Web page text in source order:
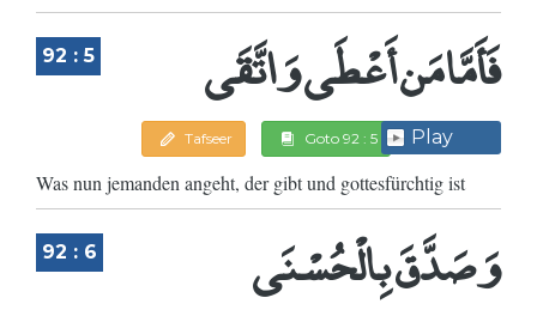
92 : 5 فَأَمَّا مَن أَعْطَى وَاتَّقَى
Tafseer Goto 92 : 5 Play
Was nun jemanden angeht, der gibt und gottesfürchtig ist
92 : 6 وَصَدَّقَ بِالْحُسْنَى